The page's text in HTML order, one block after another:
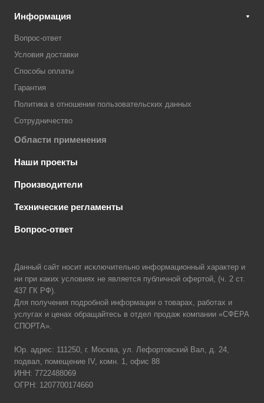
Информация
Вопрос-ответ
Условия доставки
Способы оплаты
Гарантия
Политика в отношении пользовательских данных
Сотрудничество
Области применения
Наши проекты
Производители
Технические регламенты
Вопрос-ответ
Данный сайт носит исключительно информационный характер и
ни при каких условиях не является публичной офертой, (ч. 2 ст.
437 ГК РФ).
Для получения подробной информации о товарах, работах и
услугах и ценах обращайтесь в отдел продаж компании «СФЕРА
СПОРТА».
Юр. адрес: 111250, г. Москва, ул. Лефортовский Вал, д. 24,
подвал, помещение IV, комн. 1, офис 88
ИНН: 7722488069
ОГРН: 1207700174660